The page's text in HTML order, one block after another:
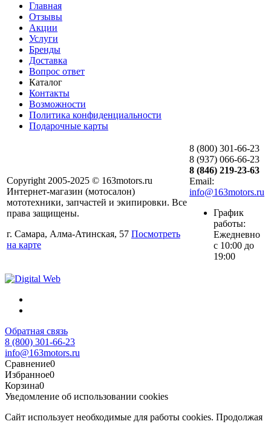
Главная
Отзывы
Акции
Услуги
Бренды
Доставка
Вопрос ответ
Каталог
Контакты
Возможности
Политика конфиденциальности
Подарочные карты
Copyright 2005-2025 © 163motors.ru
Интернет-магазин (мотосалон)
мототехники, запчастей и экипировки. Все
права защищены.
г. Самара, Алма-Атинская, 57 Посмотреть
на карте
8 (800) 301-66-23
8 (937) 066-66-23
8 (846) 219-23-63
Email:
info@163motors.ru
График
работы:
Ежедневно
с 10:00 до
19:00
Обратная связь
8 (800) 301-66-23
info@163motors.ru
Сравнение0
Избранное0
Корзина0
Уведомление об использовании cookies
Сайт использует необходимые для работы cookies. Продолжая